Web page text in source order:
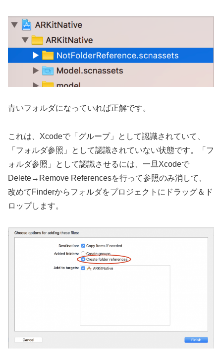
青いフォルダになっていれば正解です。
これは、Xcodeで「グループ」として認識されていて、
「フォルダ参照」として認識されていない状態です。「フ
ォルダ参照」として認識させるには、一旦Xcodeで
Delete→Remove Referencesを行って参照のみ消して、
改めてFinderからフォルダをプロジェクトにドラッグ＆ド
ロップします。